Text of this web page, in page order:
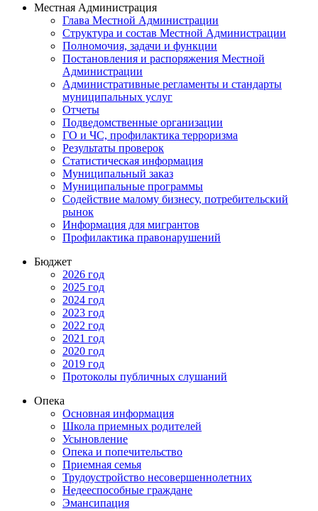
Местная Администрация
Глава Местной Администрации
Структура и состав Местной Администрации
Полномочия, задачи и функции
Постановления и распоряжения Местной
Администрации
Административные регламенты и стандарты
муниципальных услуг
Отчеты
Подведомственные организации
ГО и ЧС, профилактика терроризма
Результаты проверок
Статистическая информация
Муниципальный заказ
Муниципальные программы
Содействие малому бизнесу, потребительский
рынок
Информация для мигрантов
Профилактика правонарушений
Бюджет
2026 год
2025 год
2024 год
2023 год
2022 год
2021 год
2020 год
2019 год
Протоколы публичных слушаний
Опека
Основная информация
Школа приемных родителей
Усыновление
Опека и попечительство
Приемная семья
Трудоустройство несовершеннолетних
Недееспособные граждане
Эмансипация